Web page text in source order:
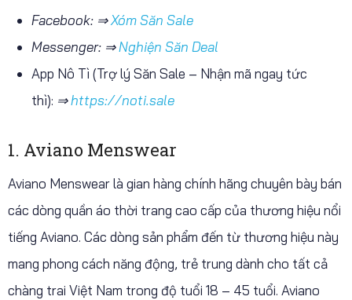
Facebook: ⇒Xóm Săn Sale
Messenger: ⇒Nghiện Săn Deal
App Nô Tì (Trợ lý Săn Sale – Nhận mã ngay tức
thì): ⇒https://noti.sale
1. Aviano Menswear
Aviano Menswear là gian hàng chính hãng chuyên bày bán
các dòng quần áo thời trang cao cấp của thương hiệu nổi
tiếng Aviano. Các dòng sản phẩm đến từ thương hiệu này
mang phong cách năng động, trẻ trung dành cho tất cả
chàng trai Việt Nam trong độ tuổi 18 – 45 tuổi. Aviano